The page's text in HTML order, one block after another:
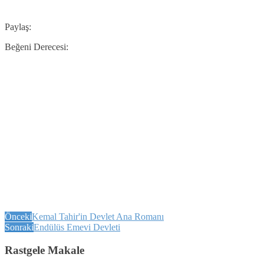
Paylaş:
Beğeni Derecesi:
ÖncekiKemal Tahir'in Devlet Ana Romanı
SonrakiEndülüs Emevi Devleti
Rastgele Makale